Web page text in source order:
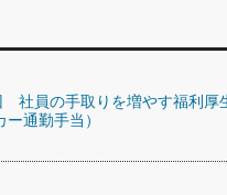
社員の手取りを増やす福利
ー通勤手当）